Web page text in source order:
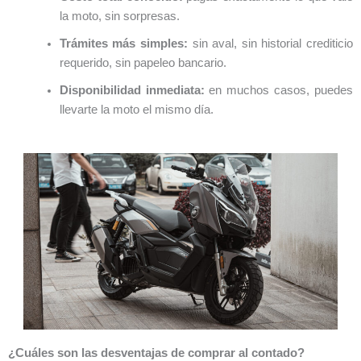
la moto, sin sorpresas.
Trámites más simples: sin aval, sin historial crediticio
requerido, sin papeleo bancario.
Disponibilidad inmediata: en muchos casos, puedes
llevarte la moto el mismo día.
¿Cuáles son las desventajas de comprar al contado?